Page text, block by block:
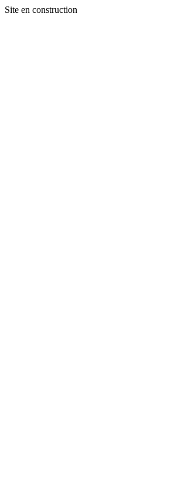
Site en construction